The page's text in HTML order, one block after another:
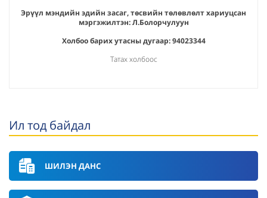
Эрүүл мэндийн эдийн засаг, төсвийн төлөвлөлт хариуцсан
мэргэжилтэн: Л.Болорчулуун
Холбоо барих утасны дугаар: 94023344
Татах холбоос
Ил тод байдал
ШИЛЭН ДАНС